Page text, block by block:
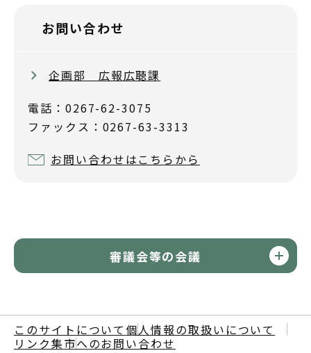
お問い合わせ
企画部 広報広聴課
電話：0267-62-3075
ファックス：0267-63-3313
お問い合わせはこちらから
審議会等の会議
このサイトについて 個人情報の取扱いについて
リンク集市へのお問い合わせ